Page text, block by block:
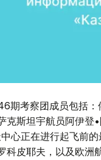
期考察团成员包括
克斯坦宇航员阿伊
心正在进行起飞前
科皮耶夫，以及欧洲